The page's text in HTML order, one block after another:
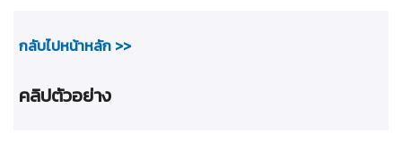
กลับไปหน้าหลัก >>
คลิปตัวอย่าง